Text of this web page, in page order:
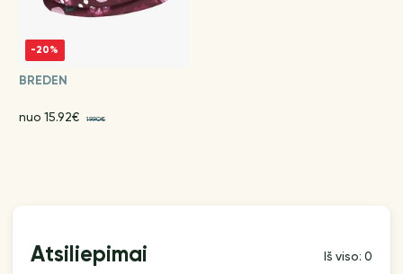
-20%
BREDEN
nuo 15.92€ 19.90€
Atsiliepimai Iš viso: 0